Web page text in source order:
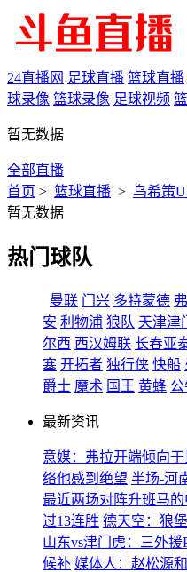
24直播网 足球直播 篮球直播
球录像 篮球录像 足球视频
暂无数据
全部直播
首页 > 篮球直播 > 乌希策
暂无数据
热门球队
曼联 门兴 多特蒙德
安 利物浦 狼队 天津津
尔西 西汉姆联 长春亚
塞 开拓者 独行侠 快船
爵士 魔术 国王 黄蜂
最新资讯
意媒：弗拉开端倾向
络他感到绝望 半场-河
最近两场对阵升班马
过13连胜 德天空：狼
山东vs津门虎：三外
候补 媒体人：赵松源